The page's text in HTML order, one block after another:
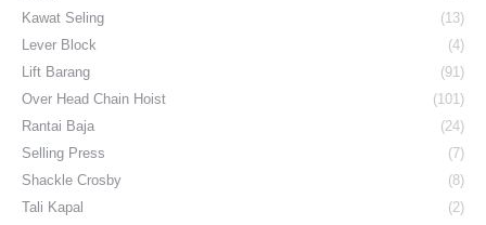
Kawat Seling
(13)
Lever Block
(4)
Lift Barang
(91)
Over Head Chain Hoist
(101)
Rantai Baja
(24)
Selling Press
(7)
Shackle Crosby
(8)
Tali Kapal
(2)